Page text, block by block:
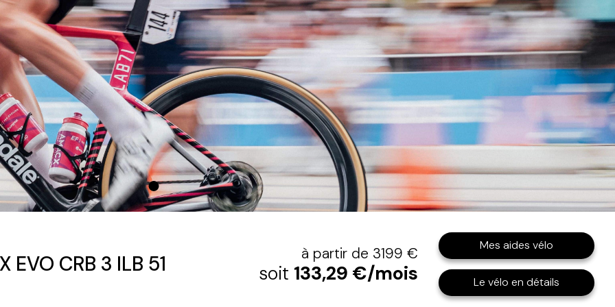
EVO CRB 3 ILB 51 à partir de 3199 €
soit 133,29 €/mois
Mes aides vélo
Le vélo en détails